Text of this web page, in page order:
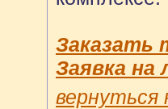
Заказать
Заявка на
вернуться